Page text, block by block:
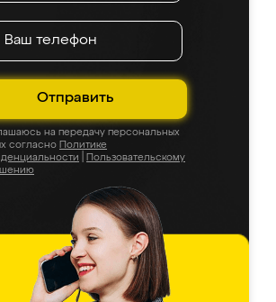
Отправить
на передачу персональных
согласно Политике
Пользовательскому